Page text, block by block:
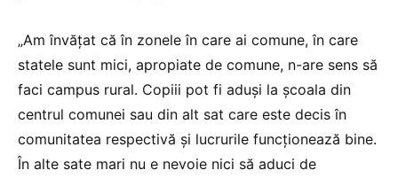
„Am învățat că în zonele în care ai comune, în care
statele sunt mici, apropiate de comune, n-are sens să
faci campus rural. Copiii pot fi aduși la școala din
centrul comunei sau din alt sat care este decis în
comunitatea respectivă și lucrurile funcționează bine.
În alte sate mari nu e nevoie nici să aduci de